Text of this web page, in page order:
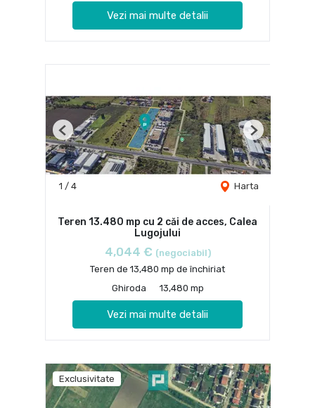
Vezi mai multe detalii
1 / 4 Harta
Previous Next
Teren 13.480 mp cu 2 căi de acces, Calea
Lugojului
4,044 € (negociabil)
Teren de 13,480 mp de închiriat
Ghiroda
13,480 mp
Vezi mai multe detalii
Exclusivitate